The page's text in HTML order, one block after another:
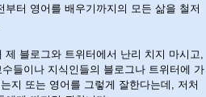
터 영어를 배우기까지의 모든 삶을 철저
블로그와 트위터에서 난리 치지 마시고,
들이나 지식인들의 블로그나 트위터에 가
지 또는 영어를 그렇게 잘한다는데, 저처